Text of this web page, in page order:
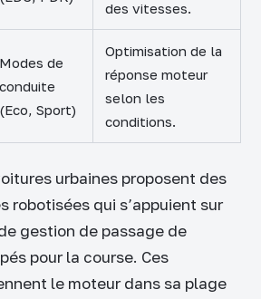
des vitesses.
Modes de
conduite
(Eco, Sport)
Optimisation de la
réponse moteur
selon les
conditions.
urbaines proposent des
robotisées qui s’appuient sur
gestion de passage de
pour la course. Ces
le moteur dans sa plage